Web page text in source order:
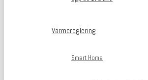
Värmereglering
Smart Home